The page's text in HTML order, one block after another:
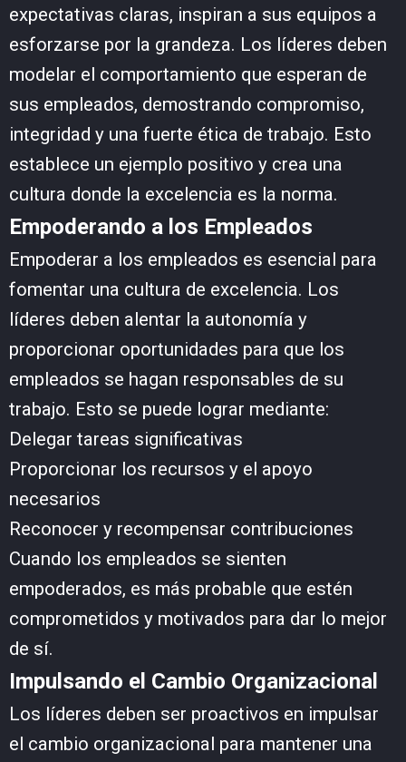
expectativas claras, inspiran a sus equipos a
esforzarse por la grandeza. Los líderes deben
modelar el comportamiento que esperan de
sus empleados, demostrando compromiso,
integridad y una fuerte ética de trabajo. Esto
establece un ejemplo positivo y crea una
cultura donde la excelencia es la norma.
Empoderando a los Empleados
Empoderar a los empleados es esencial para
fomentar una cultura de excelencia. Los
líderes deben alentar la autonomía y
proporcionar oportunidades para que los
empleados se hagan responsables de su
trabajo. Esto se puede lograr mediante:
Delegar tareas significativas
Proporcionar los recursos y el apoyo
necesarios
Reconocer y recompensar contribuciones
Cuando los empleados se sienten
empoderados, es más probable que estén
comprometidos y motivados para dar lo mejor
de sí.
Impulsando el Cambio Organizacional
Los líderes deben ser proactivos en impulsar
el cambio organizacional para mantener una